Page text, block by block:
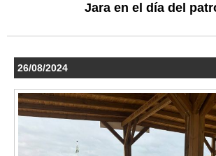
Jara en el día del
26/08/2024